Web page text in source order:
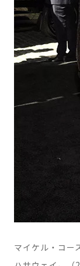
マイケル・コー